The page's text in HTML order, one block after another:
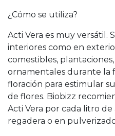
¿Cómo se utiliza?
Acti Vera es muy versátil.
interiores como en
comestibles,
ornamentales durante la
floración para estimular
de flores. Biobizz
Acti Vera por cada litro
regadera o en